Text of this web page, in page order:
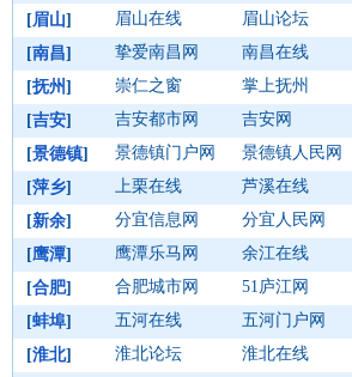
[眉山] 眉山在线 眉山论坛
[南昌] 挚爱南昌网 南昌在线
[抚州] 崇仁之窗 掌上抚州
[吉安] 吉安都市网 吉安网
[景德镇] 景德镇门户网 景德镇人民网
[萍乡] 上栗在线 芦溪在线
[新余] 分宜信息网 分宜人民网
[鹰潭] 鹰潭乐马网 余江在线
[合肥] 合肥城市网 51庐江网
[蚌埠] 五河在线 五河门户网
[淮北] 淮北论坛 淮北在线